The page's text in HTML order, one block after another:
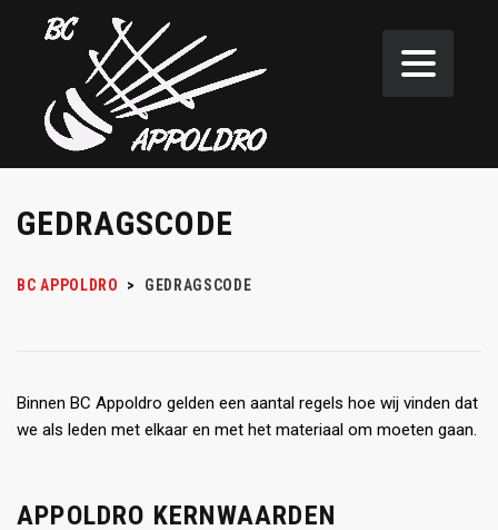
GEDRAGSCODE
BC APPOLDRO > GEDRAGSCODE
Binnen BC Appoldro gelden een aantal regels hoe wij vinden dat
we als leden met elkaar en met het materiaal om moeten gaan.
APPOLDRO KERNWAARDEN